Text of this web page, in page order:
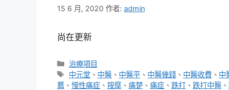
15 6 月, 2020 作者: admin
尚在更新
分
類
治療項目
標
籤
中元堂 、 中醫 、 中醫平 、 中醫幾錢 、 中醫收費 、 中
薦 、 慢性痛症 、 按摩 、 痛楚 、 痛症 、 跌打 、 跌打中醫 、